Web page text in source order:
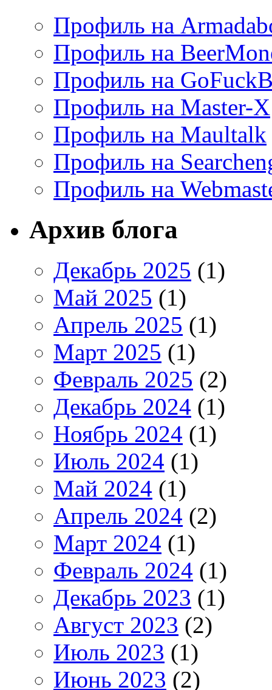
Профиль на
Профиль на
Профиль на
Профиль на Master-X
Профиль на Maultalk
Профиль на
Профиль на
Архив блога
Декабрь 2025 (1)
Май 2025 (1)
Апрель 2025 (1)
Март 2025 (1)
Февраль 2025 (2)
Декабрь 2024 (1)
Ноябрь 2024 (1)
Июль 2024 (1)
Май 2024 (1)
Апрель 2024 (2)
Март 2024 (1)
Февраль 2024 (1)
Декабрь 2023 (1)
Август 2023 (2)
Июль 2023 (1)
Июнь 2023 (2)